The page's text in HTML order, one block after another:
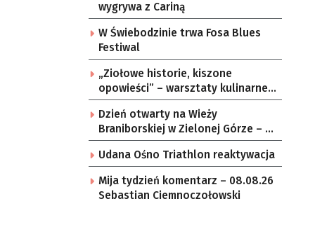
wygrywa z Cariną
W Świebodzinie trwa Fosa Blues
Festiwal
„Ziołowe historie, kiszone
opowieści” – warsztaty kulinarne w
zielonogórskich sołectwach
Dzień otwarty na Wieży
Braniborskiej w Zielonej Górze – po
raz ostatni w tym roku
Udana Ośno Triathlon reaktywacja
Mija tydzień komentarz – 08.08.26
Sebastian Ciemnoczołowski